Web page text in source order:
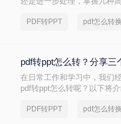
PDF转PPT
pdf转ppt怎么转？分享三
在日常工作和学习中，我们
pdf转ppt怎么转呢？以下将
PDF转PPT